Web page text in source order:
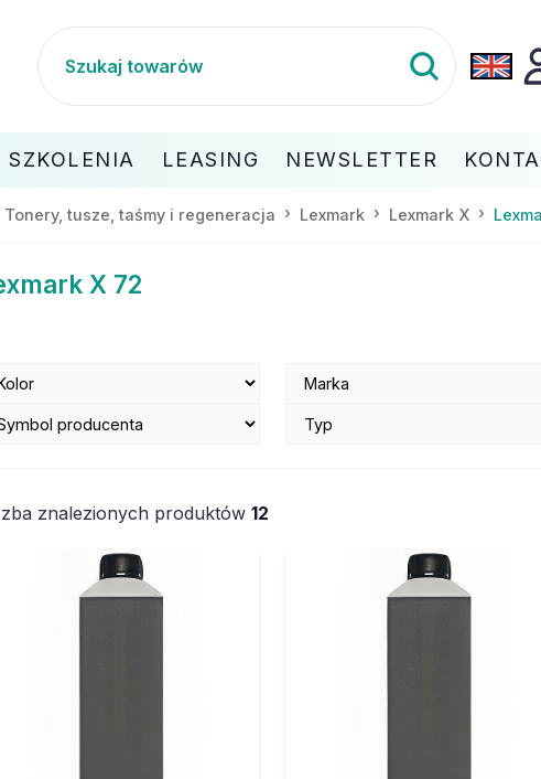
SZKOLENIA LEASING NEWSLETTER
Tonery, tusze, taśmy i regeneracja Lexmark Lexmark X
X 72
znalezionych produktów 12